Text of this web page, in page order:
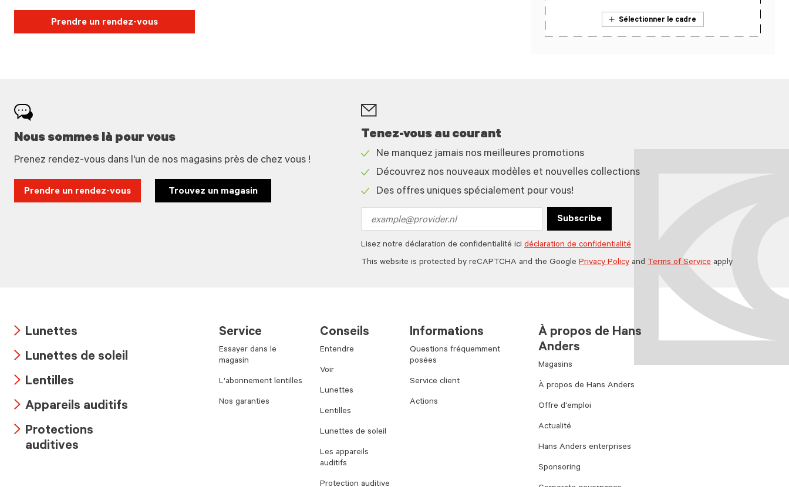
Prendre un rendez-vous Sélectionner le cadre
Nous sommes là pour vous
Prenez rendez-vous dans l'un de nos magasins près de chez vous !
Prendre un rendez-vous Trouvez un magasin
Tenez-vous au courant
icon
Ne manquez jamais nos meilleures promotions
icon
Découvrez nos nouveaux modèles et nouvelles collections
Des offres uniques spécialement pour vous!
address
Subscribe
Lisez notre déclaration de confidentialité ici déclaration de confidentialité
This website is protected by reCAPTCHA and the Google Privacy Policy and Terms of Service apply
icon
Lunettes
icon
Lunettes de soleil
icon
Lentilles
icon
Appareils auditifs
Arrow
Protections
auditives
Service
Essayer dans le
magasin
L'abonnement lentilles
Nos garanties
Conseils
Entendre
Voir
Lunettes
Lentilles
Lunettes de soleil
Les appareils
auditifs
Protection auditive
Informations
Questions fréquemment
posées
Service client
Actions
À propos de Hans
Anders
Magasins
À propos de Hans Anders
Offre d'emploi
Actualité
Hans Anders enterprises
Sponsoring